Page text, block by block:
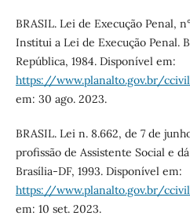
BRASIL. Lei de Execução Penal,
Institui a Lei de Execução Penal.
República, 1984. Disponível em:
https://www.planalto.gov.br/
em: 30 ago. 2023.
BRASIL. Lei n. 8.662, de 7 de
profissão de Assistente Social e
Brasília-DF, 1993. Disponível em:
https://www.planalto.gov.br/
em: 10 set. 2023.